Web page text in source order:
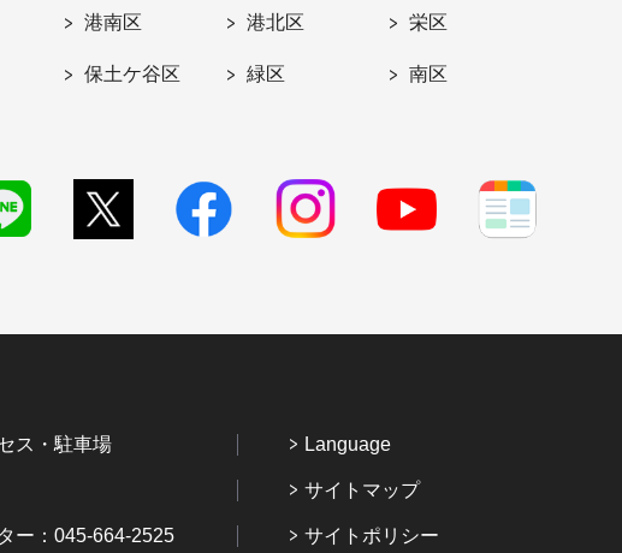
港南区 港北区 栄区
保土ケ谷区 緑区 南区
ス・駐車場
ー：045-664-2525
Language
サイトマップ
サイトポリシー